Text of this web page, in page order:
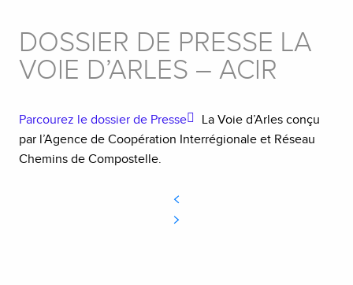
DOSSIER DE PRESSE LA
VOIE D’ARLES – ACIR
Parcourez le dossier de Presse
La Voie d’Arles conçu
par l’Agence de Coopération Interrégionale et Réseau
Chemins de Compostelle.